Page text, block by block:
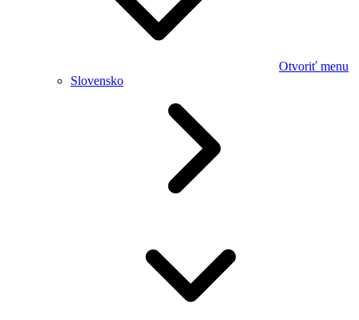
Otvoriť menu
Slovensko